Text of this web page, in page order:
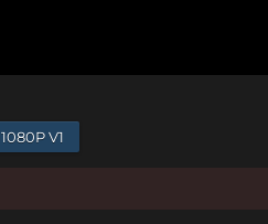
1080P V1